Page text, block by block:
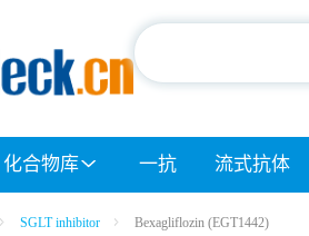
化合物库 一抗 流式抗体
SGLT inhibitor Bexagliflozin (EGT1442)